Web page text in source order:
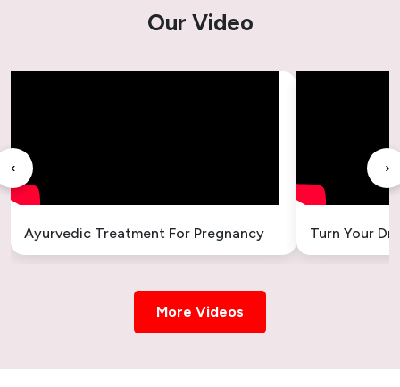
Our Video
‹
Ayurvedic Treatment For Pregnancy Turn Your
›
More Videos